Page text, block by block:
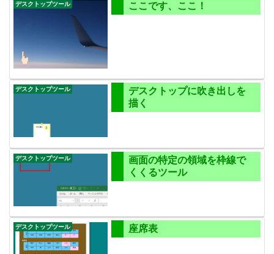
デスクトップツール ここです、ここ！
デスクトップツール
デスクトップに吹き出しを
描く
デスクトップツール
画面の特定の領域を枠線で
くくるツール
デスクトップツール 座席表